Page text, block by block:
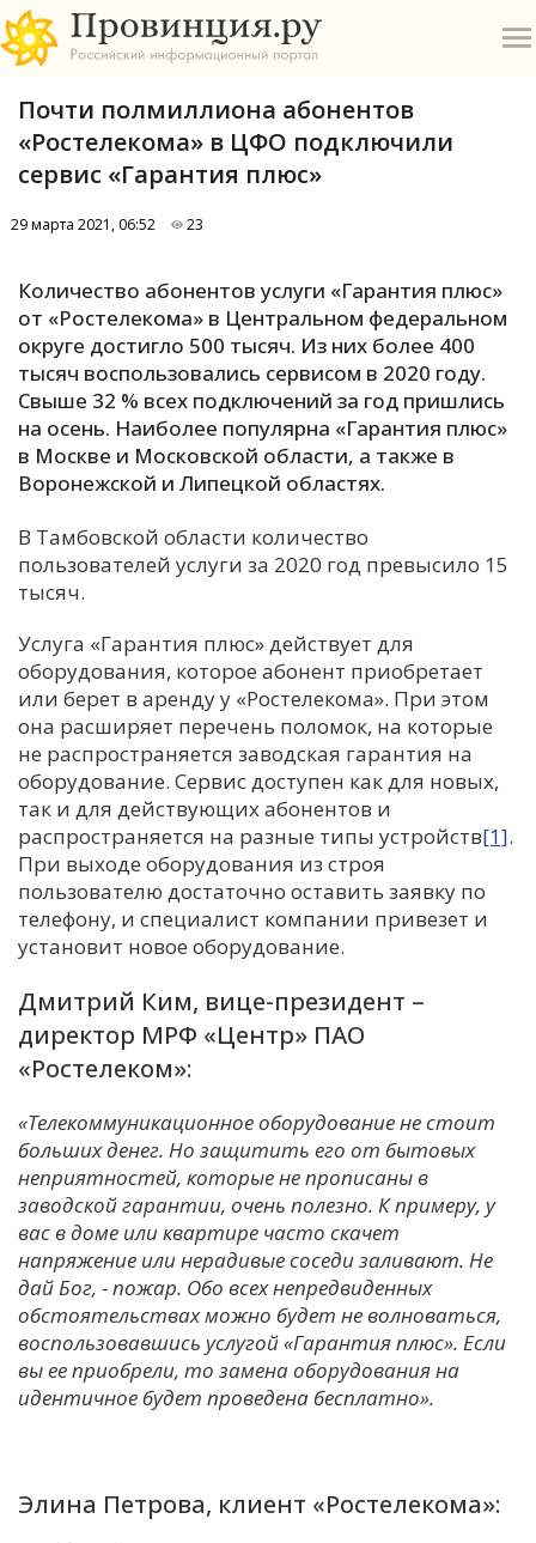
А
Б
В
И
К
М
Н
П
С
Т
У
Х
Почти полмиллиона абонентов
«Ростелекома» в ЦФО подключили
сервис «Гарантия плюс»
29 марта 2021, 06:52 23
Количество абонентов услуги «Гарантия плюс»
от «Ростелекома» в Центральном федеральном
округе достигло 500 тысяч. Из них более 400
тысяч воспользовались сервисом в 2020 году.
Свыше 32 % всех подключений за год пришлись
на осень. Наиболее популярна «Гарантия плюс»
в Москве и Московской области, а также в
Воронежской и Липецкой областях.
В Тамбовской области количество
пользователей услуги за 2020 год превысило 15
тысяч.
Услуга «Гарантия плюс» действует для
оборудования, которое абонент приобретает
или берет в аренду у «Ростелекома». При этом
она расширяет перечень поломок, на которые
не распространяется заводская гарантия на
оборудование. Сервис доступен как для новых,
так и для действующих абонентов и
распространяется на разные типы устройств[1].
При выходе оборудования из строя
пользователю достаточно оставить заявку по
телефону, и специалист компании привезет и
установит новое оборудование.
Дмитрий Ким, вице-президент –
директор МРФ «Центр» ПАО
«Ростелеком»:
«Телекоммуникационное оборудование не стоит
больших денег. Но защитить его от бытовых
неприятностей, которые не прописаны в
заводской гарантии, очень полезно. К примеру, у
вас в доме или квартире часто скачет
напряжение или нерадивые соседи заливают. Не
дай Бог, - пожар. Обо всех непредвиденных
обстоятельствах можно будет не волноваться,
воспользовавшись услугой «Гарантия плюс». Если
вы ее приобрели, то замена оборудования на
идентичное будет проведена бесплатно».
Элина Петрова, клиент «Ростелекома»: